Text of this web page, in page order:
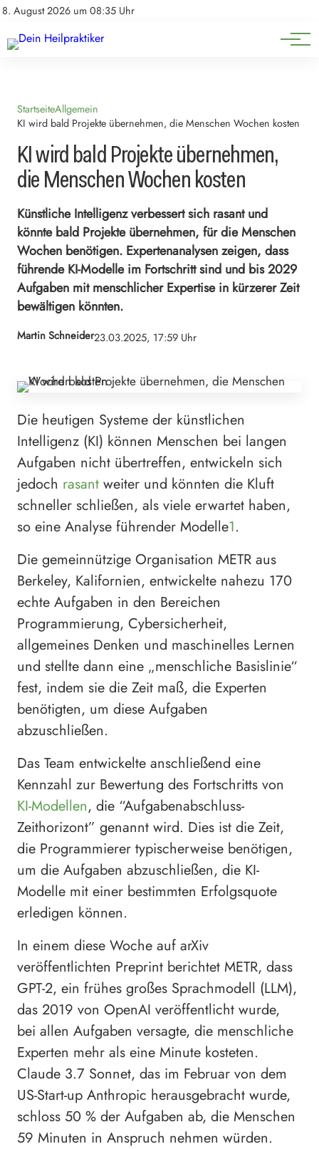
8. August 2026 um 08:35 Uhr
Impressum
Natürliche Medizin
Heilpflanzen & Kräuterkunde
StartseiteAllgemein
KI wird bald Projekte übernehmen, die Menschen Wochen kosten
KI wird bald Projekte übernehmen,
die Menschen Wochen kosten
Künstliche Intelligenz verbessert sich rasant und
könnte bald Projekte übernehmen, für die Menschen
Wochen benötigen. Expertenanalysen zeigen, dass
führende KI-Modelle im Fortschritt sind und bis 2029
Aufgaben mit menschlicher Expertise in kürzerer Zeit
bewältigen könnten.
Martin Schneider23.03.2025, 17:59 Uhr
Die heutigen Systeme der künstlichen
Intelligenz (KI) können Menschen bei langen
Aufgaben nicht übertreffen, entwickeln sich
jedoch rasant weiter und könnten die Kluft
schneller schließen, als viele erwartet haben,
so eine Analyse führender Modelle1.
Die gemeinnützige Organisation METR aus
Berkeley, Kalifornien, entwickelte nahezu 170
echte Aufgaben in den Bereichen
Programmierung, Cybersicherheit,
allgemeines Denken und maschinelles Lernen
und stellte dann eine „menschliche Basislinie“
fest, indem sie die Zeit maß, die Experten
benötigten, um diese Aufgaben
abzuschließen.
Das Team entwickelte anschließend eine
Kennzahl zur Bewertung des Fortschritts von
KI-Modellen, die “Aufgabenabschluss-
Zeithorizont” genannt wird. Dies ist die Zeit,
die Programmierer typischerweise benötigen,
um die Aufgaben abzuschließen, die KI-
Modelle mit einer bestimmten Erfolgsquote
erledigen können.
In einem diese Woche auf arXiv
veröffentlichten Preprint berichtet METR, dass
GPT-2, ein frühes großes Sprachmodell (LLM),
das 2019 von OpenAI veröffentlicht wurde,
bei allen Aufgaben versagte, die menschliche
Experten mehr als eine Minute kosteten.
Claude 3.7 Sonnet, das im Februar von dem
US-Start-up Anthropic herausgebracht wurde,
schloss 50 % der Aufgaben ab, die Menschen
59 Minuten in Anspruch nehmen würden.